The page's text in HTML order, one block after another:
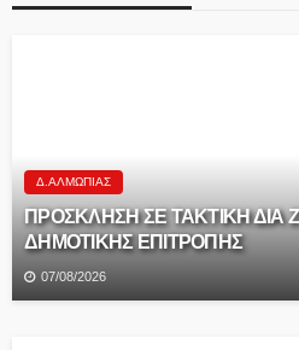
Δ.ΑΛΜΩΠΊΑΣ
ΠΡΟΣΚΛΗΣΗ ΣΕ ΤΑΚΤΙΚΗ ΔΙΑ
ΔΗΜΟΤΙΚΗΣ ΕΠΙΤΡΟΠΗΣ
07/08/2026